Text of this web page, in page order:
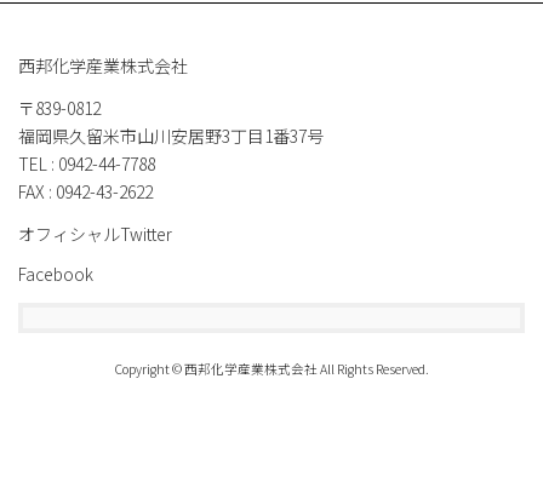
西邦化学産業株式会社
〒839-0812
福岡県久留米市山川安居野3丁目1番37号
TEL : 0942-44-7788
FAX : 0942-43-2622
オフィシャルTwitter
Facebook
Copyright © 西邦化学産業株式会社 All Rights Reserved.